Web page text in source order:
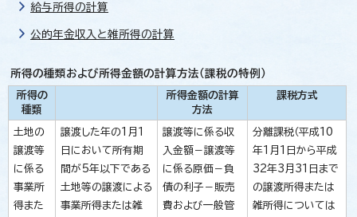
給与所得の計算
公的年金収入と雑所得の計算
所得の種類および所得金額の計算方法（課税の特例）
所得の
種類
所得金額の計算
方法
課税方式
土地の
譲渡等
に係る
事業所
得また
譲渡した年の1月1
日において所有期
間が5年以下である
土地等の譲渡による
事業所得または雑
譲渡等に係る収
入金額－譲渡等
に係る原価－負
債の利子－販売
費および一般管
分離課税（平成10
年1月1日から平成
32年3月31日まで
の譲渡所得または
雑所得については